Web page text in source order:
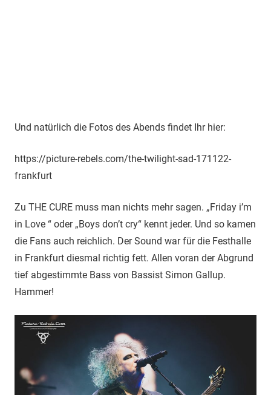
Und natürlich die Fotos des Abends findet Ihr hier:
https://picture-rebels.com/the-twilight-sad-171122-
frankfurt
Zu THE CURE muss man nichts mehr sagen. „Friday i’m
in Love “ oder „Boys don’t cry“ kennt jeder. Und so kamen
die Fans auch reichlich. Der Sound war für die Festhalle
in Frankfurt diesmal richtig fett. Allen voran der Abgrund
tief abgestimmte Bass von Bassist Simon Gallup.
Hammer!